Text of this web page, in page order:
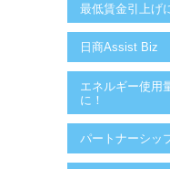
最低賃金引上げ
日商Assist Biz
エネルギー使用
に！
パートナーシッ